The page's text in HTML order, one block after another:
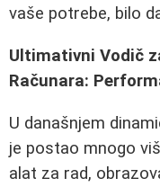
vaše potrebe, bilo
Ultimativni Vodič
Računara:
U današnjem
je postao mnogo
alat za rad,